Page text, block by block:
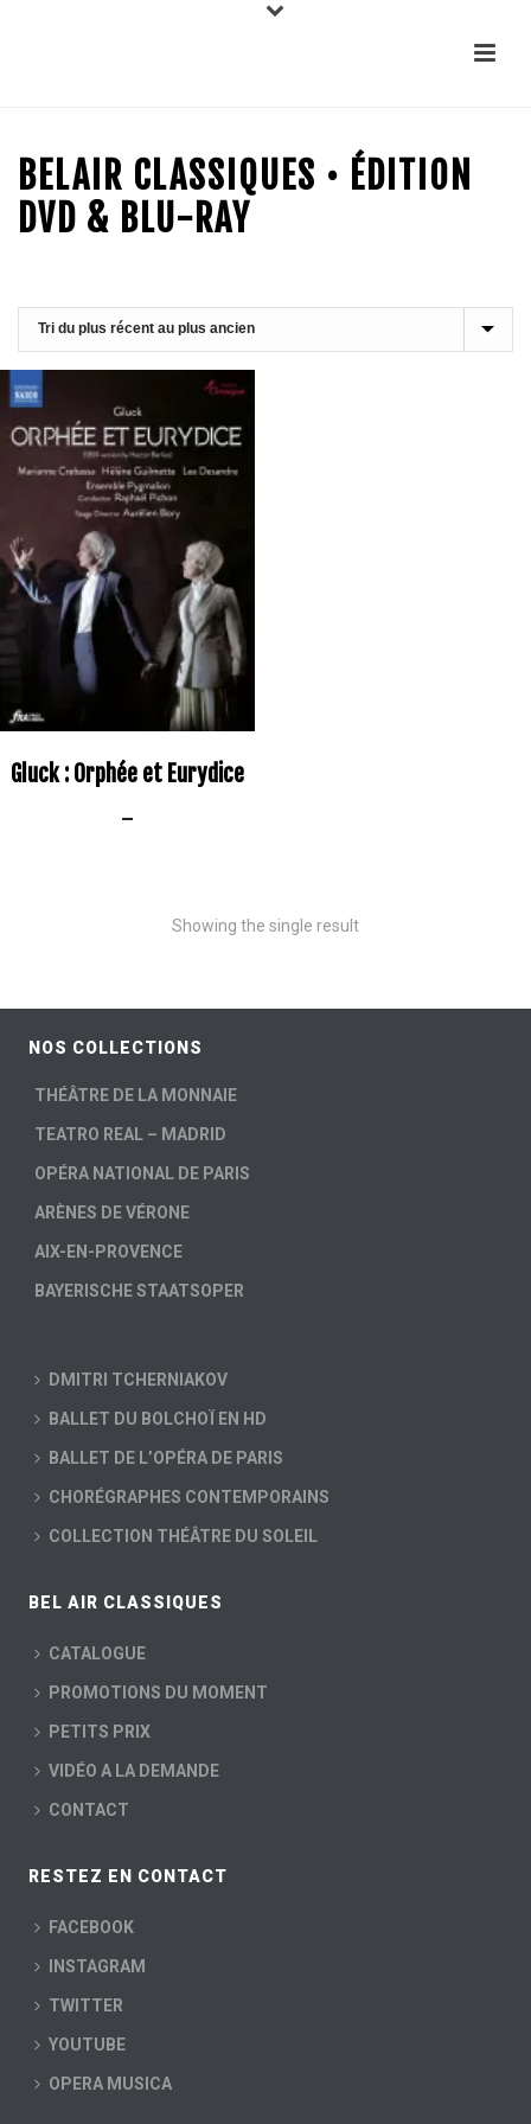
BELAIR CLASSIQUES • ÉDITION
DVD & BLU-RAY
Gluck : Orphée et Eurydice
–
Showing the single result
NOS COLLECTIONS
THÉÂTRE DE LA MONNAIE
TEATRO REAL – MADRID
OPÉRA NATIONAL DE PARIS
ARÈNES DE VÉRONE
AIX-EN-PROVENCE
BAYERISCHE STAATSOPER
DMITRI TCHERNIAKOV
BALLET DU BOLCHOÏ EN HD
BALLET DE L’OPÉRA DE PARIS
CHORÉGRAPHES CONTEMPORAINS
COLLECTION THÉÂTRE DU SOLEIL
BEL AIR CLASSIQUES
CATALOGUE
PROMOTIONS DU MOMENT
PETITS PRIX
VIDÉO A LA DEMANDE
CONTACT
RESTEZ EN CONTACT
FACEBOOK
INSTAGRAM
TWITTER
YOUTUBE
OPERA MUSICA